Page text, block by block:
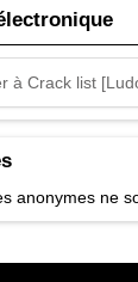
Résumé
de support
Notes
à Crack list
anonymes ne